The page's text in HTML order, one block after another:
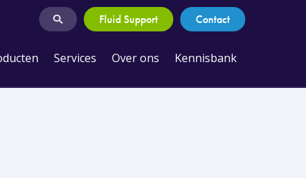
Services Over ons Kennisbank
Fluid Support Contact